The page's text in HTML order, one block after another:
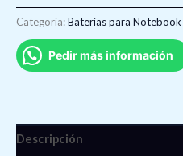
Categoría:Baterí­as para Notebook
Pedir más información
Descripción